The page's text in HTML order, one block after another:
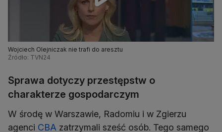
Wojciech Olejniczak nie trafi do aresztu
Źródło: TVN24
Sprawa dotyczy przestępstw o
charakterze gospodarczym
W środę w Warszawie, Radomiu i w Zgierzu
agenci CBA zatrzymali sześć osób. Tego samego